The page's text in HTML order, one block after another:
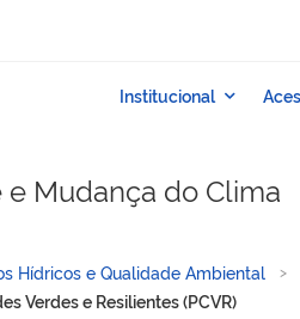
Mudança do Clima
Hídricos e Qualidade Ambiental
Verdes e Resilientes (PCVR)